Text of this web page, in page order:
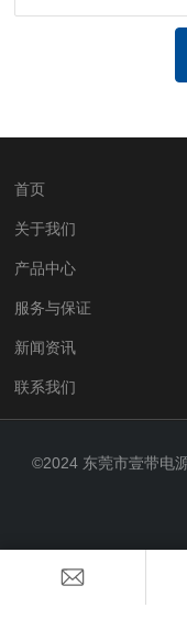
首页
关于我们
产品中心
服务与保证
新闻资讯
联系我们
©2024 东莞市壹带电